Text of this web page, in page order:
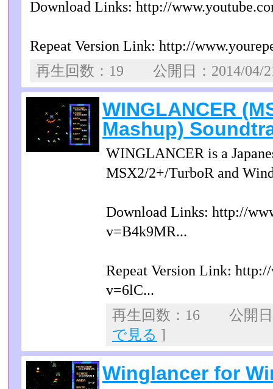
Download Links: http://
Repeat Version Link: http://
再生回数：19 公開日：2014/
WINGLANCER
Mashup)
WINGLANCER is a
MSX2/2+/TurboR and
Download Links: http://
v=B4k9MR...
Repeat Version Link:
v=6lC...
再生回数：16 公開
で見る ]
Winglancer for